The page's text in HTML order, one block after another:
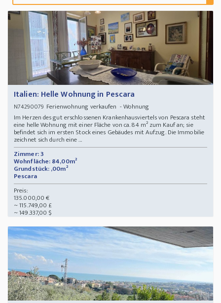
Italien: Helle Wohnung in Pescara
N74290079Ferienwohnung verkaufen - Wohnung
Im Herzen des gut erschlossenen Krankenhausviertels von Pescara steht
eine helle Wohnung mit einer Fläche von ca. 84 m² zum Kauf an; sie
befindet sich im ersten Stock eines Gebäudes mit Aufzug. Die Immobilie
zeichnet sich durch eine ...
Zimmer: 3
Wohnfläche: 84,00m²
Grundstück: ,00m²
Pescara
Preis:
135.000,00 €
~ 115.749,00 £
~ 149.337,00 $